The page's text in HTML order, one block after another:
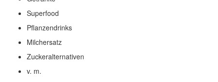
Superfood
Pflanzendrinks
Milchersatz
Zuckeralternativen
v. m.